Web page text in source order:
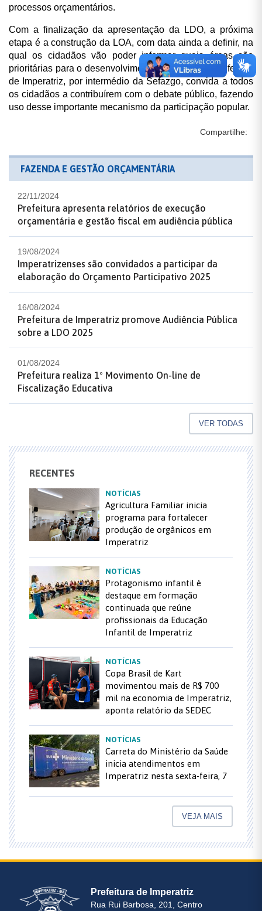
processos orçamentários.
Com a finalização da apresentação da LDO, a próxima
etapa é a construção da LOA, com data ainda a definir, na
qual os cidadãos vão poder informar quais áreas são
prioritárias para o desenvolvimento da cidade. A Prefeitura
de Imperatriz, por intermédio da Sefazgo, convida a todos
os cidadãos a contribuírem com o debate público, fazendo
uso desse importante mecanismo da participação popular.
Compartilhe:
FAZENDA E GESTÃO ORÇAMENTÁRIA
22/11/2024
Prefeitura apresenta relatórios de execução
orçamentária e gestão fiscal em audiência pública
19/08/2024
Imperatrizenses são convidados a participar da
elaboração do Orçamento Participativo 2025
16/08/2024
Prefeitura de Imperatriz promove Audiência Pública
sobre a LDO 2025
01/08/2024
Prefeitura realiza 1º Movimento On-line de
Fiscalização Educativa
VER TODAS
RECENTES
NOTÍCIAS
Agricultura Familiar inicia
programa para fortalecer
produção de orgânicos em
Imperatriz
NOTÍCIAS
Protagonismo infantil é
destaque em formação
continuada que reúne
profissionais da Educação
Infantil de Imperatriz
NOTÍCIAS
Copa Brasil de Kart
movimentou mais de R$ 700
mil na economia de Imperatriz,
aponta relatório da SEDEC
NOTÍCIAS
Carreta do Ministério da Saúde
inicia atendimentos em
Imperatriz nesta sexta-feira, 7
VEJA MAIS
Prefeitura de Imperatriz
Rua Rui Barbosa, 201, Centro